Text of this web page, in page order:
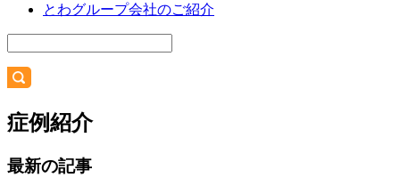
とわグループ会社のご紹介
症例紹介
最新の記事